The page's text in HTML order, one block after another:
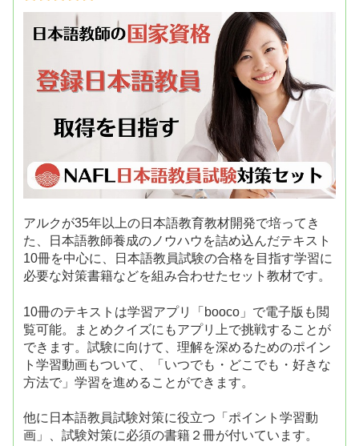
アルクが35年以上の日本語教育教材開発で培ってき
た、日本語教師養成のノウハウを詰め込んだテキスト
10冊を中心に、日本語教員試験の合格を目指す学習に
必要な対策書籍などを組み合わせたセット教材です。
10冊のテキストは学習アプリ「booco」で電子版も閲
覧可能。まとめクイズにもアプリ上で挑戦することが
できます。試験に向けて、理解を深めるためのポイン
ト学習動画もついて、「いつでも・どこでも・好きな
方法で」学習を進めることができます。
他に日本語教員試験対策に役立つ「ポイント学習動
画」、試験対策に必須の書籍２冊が付いています。